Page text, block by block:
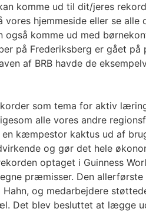
komme ud til dit/jeres
hjemmeside eller se alle
også komme ud med
på Frederiksberg er gået på
af BRB havde de
som tema for aktiv
alle vores andre
kæmpestor kaktus ud af
og gør det hele
optaget i Guinness
præmisser. Den allerførste
og medarbejdere
Det blev besluttet at lægge